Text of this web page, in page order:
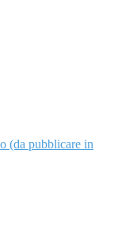
(da pubblicare in